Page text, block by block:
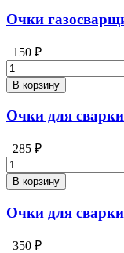
Очки
150 ₽
В корзину
Очки для сварки
285 ₽
В корзину
Очки для
350 ₽